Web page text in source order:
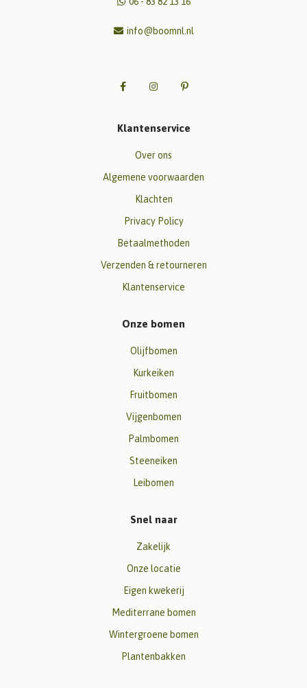
info@boomnl.nl
Klantenservice
Over ons
Algemene voorwaarden
Klachten
Privacy Policy
Betaalmethoden
Verzenden & retourneren
Klantenservice
Onze bomen
Olijfbomen
Kurkeiken
Fruitbomen
Vijgenbomen
Palmbomen
Steeneiken
Leibomen
Snel naar
Zakelijk
Onze locatie
Eigen kwekerij
Mediterrane bomen
Wintergroene bomen
Plantenbakken